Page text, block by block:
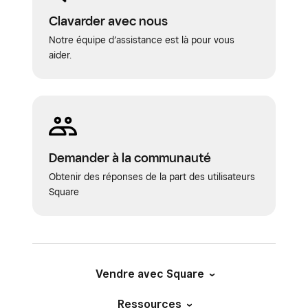
Clavarder avec nous
Notre équipe d’assistance est là pour vous
aider.
Demander à la communauté
Obtenir des réponses de la part des utilisateurs
Square
Vendre avec Square
Ressources